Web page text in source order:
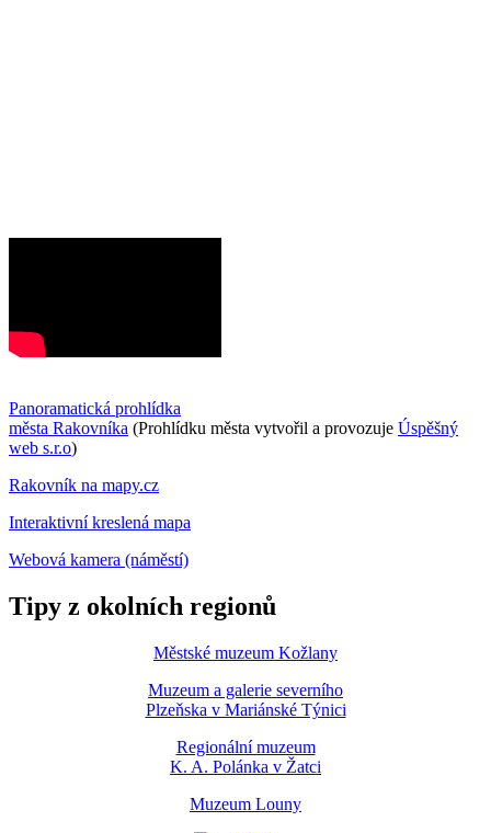
Panoramatická prohlídka
města Rakovníka (Prohlídku města vytvořil a provozuje Úspěšný
web s.r.o)
Rakovník na mapy.cz
Interaktivní kreslená mapa
Webová kamera (náměstí)
Tipy z okolních regionů
Městské muzeum Kožlany
Muzeum a galerie severního
Plzeňska v Mariánské Týnici
Regionální muzeum
K. A. Polánka v Žatci
Muzeum Louny